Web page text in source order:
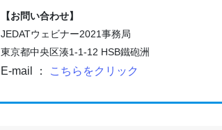
【お問い合わせ】
JEDATウェビナー2021事務局
東京都中央区湊1-1-12 HSB鐵砲洲
E-mail ： こちらをクリック